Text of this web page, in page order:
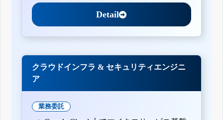
Detail
クラウドインフラ & セキュリティエンジニ
ア
業務委託